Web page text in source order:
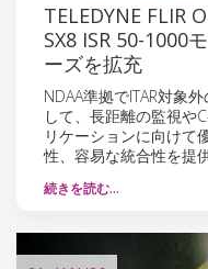
TELEDYNE FLIR
SX8 ISR 50-1000
ーズを拡充
NDAA準拠でITAR対象
して、長距離の監視や
リケーションに向けて
性、容易な統合性を提
続きを読む…